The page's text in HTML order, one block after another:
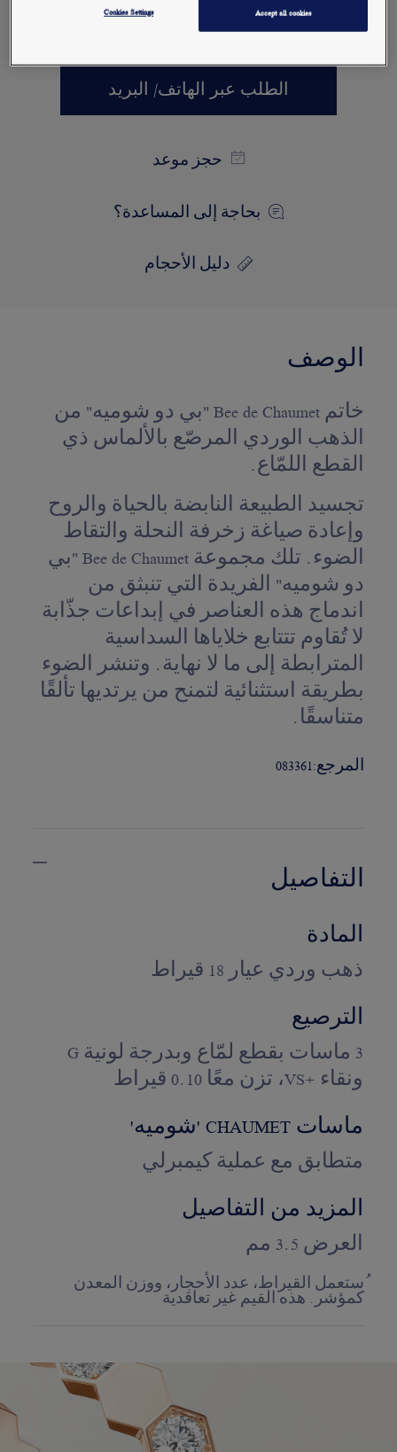
المادة الرئيسية
الطلب عبر الهاتف/ البريد
حجز موعد
بحاجة إلى المساعدة؟
دليل الأحجام
الوصف
خاتم Bee de Chaumet "بي دو شوميه" من
الذهب الوردي المرصّع بالألماس ذي
القطع اللمّاع.
تجسيد الطبيعة النابضة بالحياة والروح
وإعادة صياغة زخرفة النحلة والتقاط
الضوء. تلك مجموعة Bee de Chaumet "بي
دو شوميه" الفريدة التي تنبثق من
اندماج هذه العناصر في إبداعات جذّابة
لا تُقاوم تتتابع خلاياها السداسية
المترابطة إلى ما لا نهاية. وتنشر الضوء
بطريقة استثنائية لتمنح من يرتديها تألقًا
متناسقًا.
المرجع:083361
التفاصيل
المادة
ذهب وردي عيار 18 قيراط
الترصيع
3 ماسات بقطع لمّاع وبدرجة لونية G
ونقاء +VS، تزن معًا 0.10 قيراط
ماسات CHAUMET 'شوميه'
متطابق مع عملية كيمبرلي
المزيد من التفاصيل
العرض 3.5 مم
ُستعمل القيراط، عدد الأحجار، ووزن المعدن
كمؤشر. هذه القيم غير تعاقدية
Cookies Settings Accept all cookies